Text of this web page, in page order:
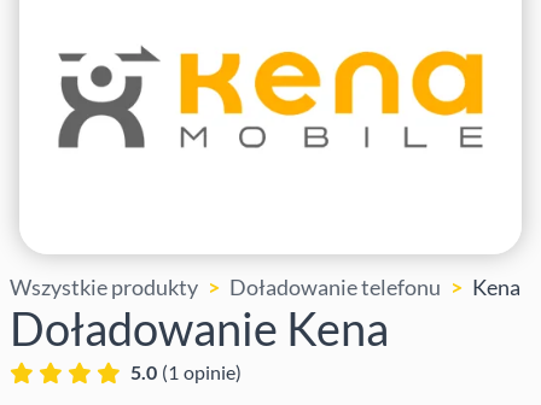
Wszystkie produkty Doładowanie telefonu Kena
Doładowanie Kena
5.0 (1 opinie)